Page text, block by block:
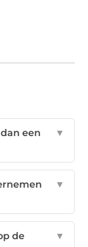
een
▼
▼
de
▼